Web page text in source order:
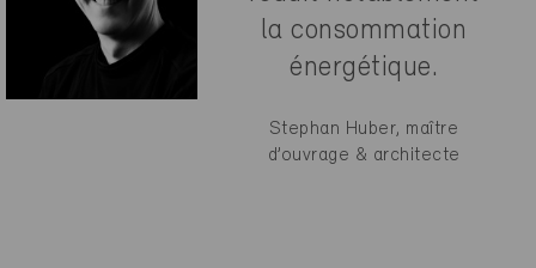
la consommation
énergétique.
Stephan Huber, maître
d’ouvrage & architecte